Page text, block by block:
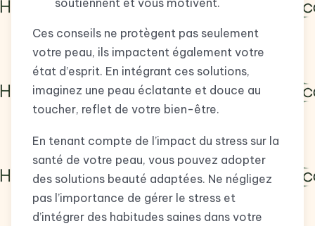
soutiennent et vous motivent.
Ces conseils ne protègent pas seulement
votre peau, ils impactent également votre
état d’esprit. En intégrant ces solutions,
imaginez une peau éclatante et douce au
toucher, reflet de votre bien-être.
En tenant compte de l’impact du stress sur la
santé de votre peau, vous pouvez adopter
des solutions beauté adaptées. Ne négligez
pas l’importance de gérer le stress et
d’intégrer des habitudes saines dans votre